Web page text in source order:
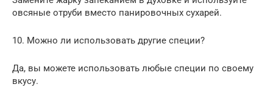
овсяные отруби вместо панировочных сухарей.
10. Можно ли использовать другие специи?
Да, вы можете использовать любые специи по своему
вкусу.